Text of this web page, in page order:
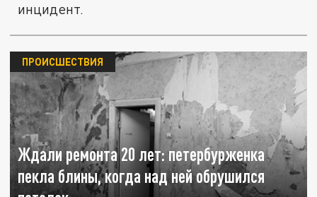
инцидент.
Ждали ремонта 20 лет: петербурженка
пекла блины, когда над ней обрушился
ПРОИСШЕСТВИЯ